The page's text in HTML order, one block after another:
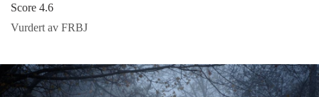
Score 4.6
Vurdert av FRBJ